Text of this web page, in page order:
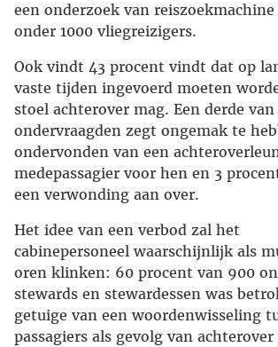
een onderzoek van reiszoekmachine
onder 1000 vliegreizigers.
Ook vindt 43 procent vindt dat op
vaste tijden ingevoerd moeten
stoel achterover mag. Een derde van
ondervraagden zegt ongemak te
ondervonden van een
medepassagier voor hen en 3
een verwonding aan over.
Het idee van een verbod zal het
cabinepersoneel waarschijnlijk als
oren klinken: 60 procent van 900
stewards en stewardessen was
getuige van een woordenwisseling
passagiers als gevolg van